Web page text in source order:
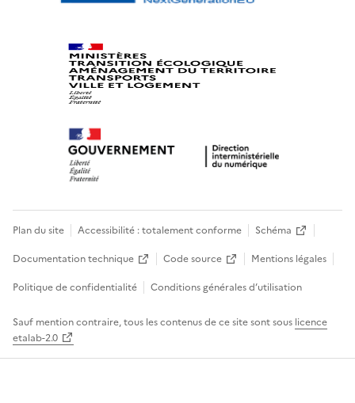
Plan du site Accessibilité : totalement conforme
Schéma
Documentation technique
Code source
Mentions légales
Politique de confidentialité
Conditions générales d’utilisation
Sauf mention contraire, tous les contenus de ce site sont sous licence
etalab-2.0